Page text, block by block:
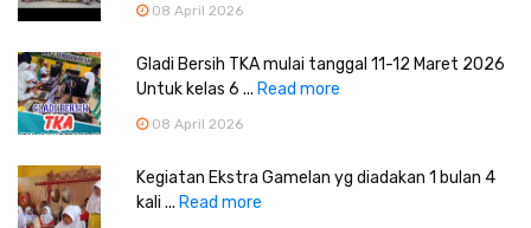
08 April 2026
Gladi Bersih TKA mulai tanggal 11-12 Maret 2026
Untuk kelas 6 ... Read more
08 April 2026
Kegiatan Ekstra Gamelan yg diadakan 1 bulan 4
kali ... Read more